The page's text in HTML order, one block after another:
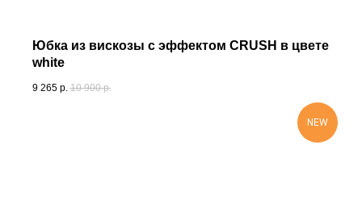
Юбка из вискозы с эффектом CRUSH в цвете
white
9 265 р. 10 900 р.
NEW